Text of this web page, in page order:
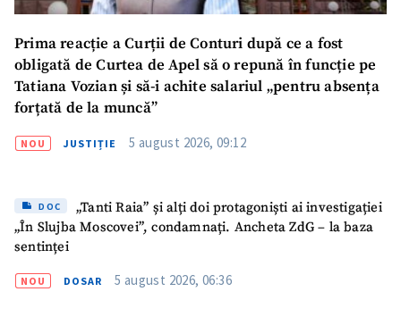
Prima reacție a Curții de Conturi după ce a fost
obligată de Curtea de Apel să o repună în funcție pe
Tatiana Vozian și să-i achite salariul „pentru absența
forțată de la muncă”
NOU JUSTIȚIE 5 august 2026, 09:12
DOC
„Tanti Raia” și alți doi protagoniști ai investigației
„În Slujba Moscovei”, condamnați. Ancheta ZdG – la baza
sentinței
NOU DOSAR 5 august 2026, 06:36